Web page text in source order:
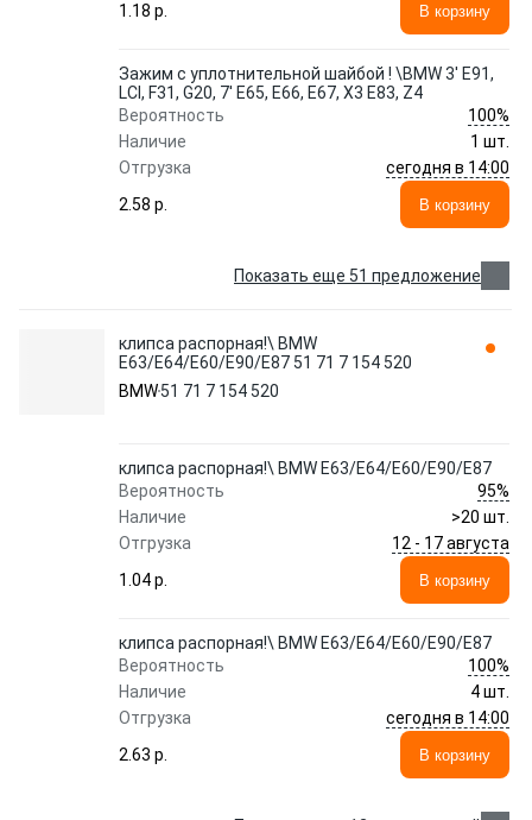
1.18 p.
В корзину
Зажим с уплотнительной шайбой ! \BMW 3' E91,
LCI, F31, G20, 7' E65, E66, E67, X3 E83, Z4
Вероятность
100%
Наличие
1 шт.
Отгрузка
сегодня в 14:00
2.58 p.
В корзину
Показать еще 51 предложение
клипса распорная!\ BMW
E63/E64/E60/E90/E87 51 71 7 154 520
BMW51 71 7 154 520
клипса распорная!\ BMW E63/E64/E60/E90/E87
Вероятность
95%
Наличие
>20 шт.
Отгрузка
12 - 17 августа
1.04 p.
В корзину
клипса распорная!\ BMW E63/E64/E60/E90/E87
Вероятность
100%
Наличие
4 шт.
Отгрузка
сегодня в 14:00
2.63 p.
В корзину